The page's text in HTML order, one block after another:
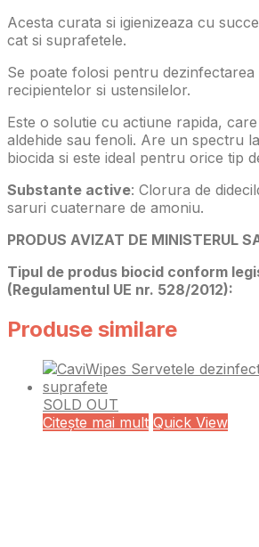
Acesta curata si igienizeaza cu
cat si suprafetele.
Se poate folosi pentru dezinfectarea
recipientelor si ustensilelor.
Este o solutie cu actiune rapida,
aldehide sau fenoli. Are un spectru
biocida si este ideal pentru orice tip
Substante active: Clorura de
saruri cuaternare de amoniu.
PRODUS AVIZAT DE MINISTERUL
Tipul de produs biocid conform
(Regulamentul UE nr. 528/2012):
Produse similare
SOLD OUT
Citește mai mult Quick View